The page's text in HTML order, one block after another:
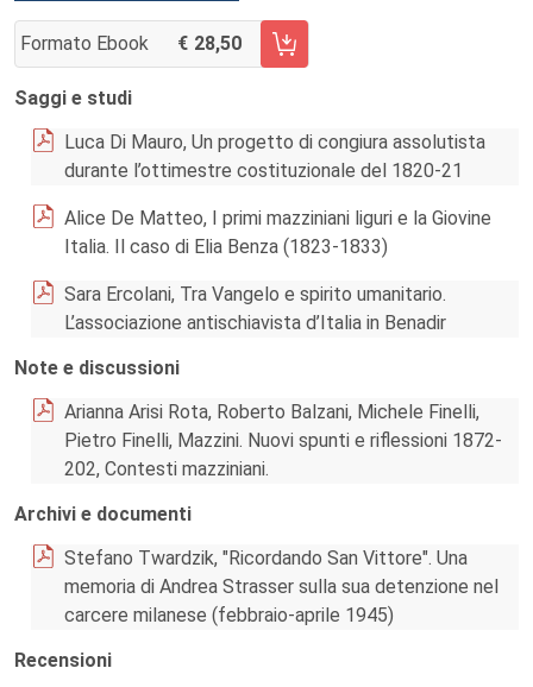
Formato Ebook 28,50
AGGIUNGI AL CARRELLO FASCICOLO 2/2022
Saggi e studi
Luca Di Mauro, Un progetto di congiura assolutista
durante l’ottimestre costituzionale del 1820-21
Alice De Matteo, I primi mazziniani liguri e la Giovine
Italia. Il caso di Elia Benza (1823-1833)
Sara Ercolani, Tra Vangelo e spirito umanitario.
L’associazione antischiavista d’Italia in Benadir
Note e discussioni
Arianna Arisi Rota, Roberto Balzani, Michele Finelli,
Pietro Finelli, Mazzini. Nuovi spunti e riflessioni 1872-
202, Contesti mazziniani.
Archivi e documenti
Stefano Twardzik, "Ricordando San Vittore". Una
memoria di Andrea Strasser sulla sua detenzione nel
carcere milanese (febbraio-aprile 1945)
Recensioni